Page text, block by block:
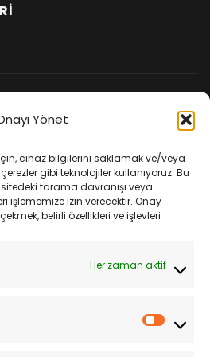
Yönet
cihaz bilgilerini saklamak ve/veya
gibi teknolojiler kullanıyoruz. Bu
tarama davranışı veya
işlememize izin verecektir. Onay
belirli özellikleri ve işlevleri
Her zaman aktif